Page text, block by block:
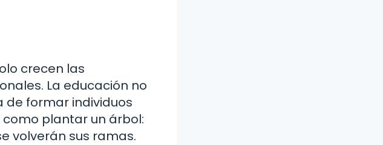
crecen las
La educación no
formar individuos
plantar un árbol:
volverán sus ramas.